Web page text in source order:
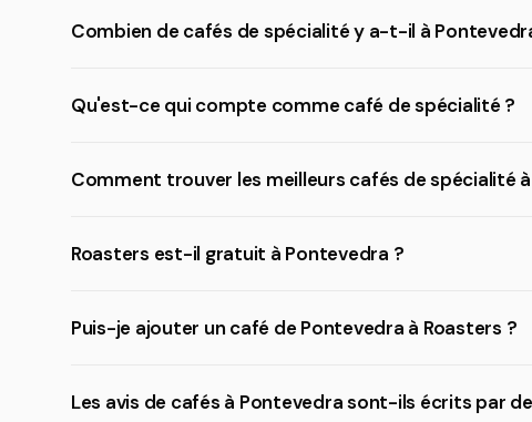
Combien de cafés de spécialité y a-t-il à
Qu'est-ce qui compte comme café de spécialité ?
Comment trouver les meilleurs cafés de spécialité
Roasters est-il gratuit à Pontevedra ?
Puis-je ajouter un café de Pontevedra à Roasters ?
Les avis de cafés à Pontevedra sont-ils écrits par